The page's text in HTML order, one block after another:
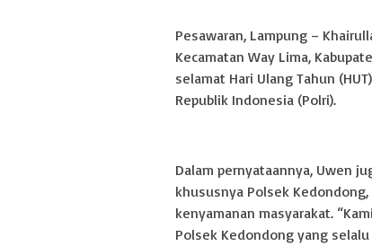
Pesawaran, Lampung –
Kecamatan Way Lima,
selamat Hari Ulang Tahun
Republik Indonesia (Polri).
Dalam pernyataannya, Uwen
khususnya Polsek
kenyamanan masyarakat.
Polsek Kedondong yang